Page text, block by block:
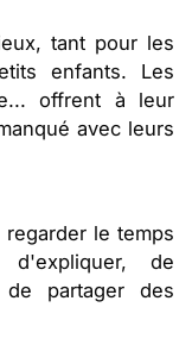
tant pour les
enfants. Les
offrent à leur
avec leurs
le temps
de
de partager des